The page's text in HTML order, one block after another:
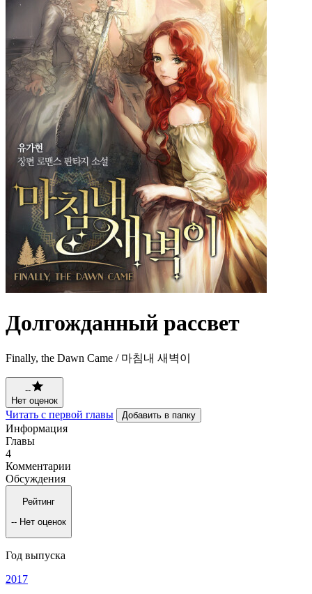
Долгожданный рассвет
Finally, the Dawn Came / 마침내 새벽이
--
Нет оценок
Читать с первой главы Добавить в папку
Информация
Главы
4
Комментарии
Обсуждения
Рейтинг
-- Нет оценок
Год выпуска
2017